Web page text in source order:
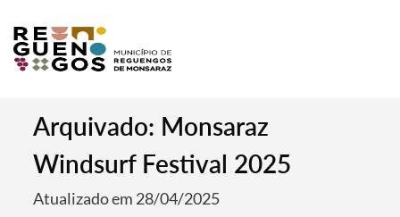
Arquivado: Monsaraz
Windsurf Festival 2025
Atualizado em 28/04/2025